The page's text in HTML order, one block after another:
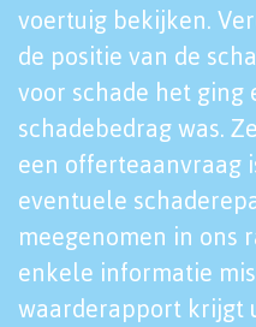
voertuig bekijken.
de positie van de
voor schade het ging
schadebedrag was.
een offerteaanvraag
eventuele
meegenomen in ons
enkele informatie
waarderapport krijgt